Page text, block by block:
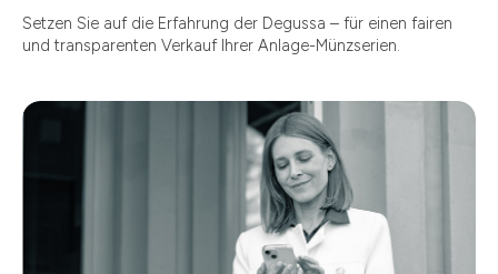
Setzen Sie auf die Erfahrung der Degussa – für einen fairen
und transparenten Verkauf Ihrer Anlage-Münzserien.